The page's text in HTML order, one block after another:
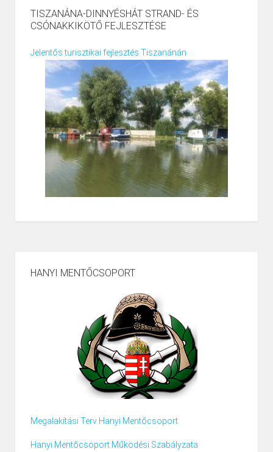
TISZANÁNA-DINNYÉSHÁT STRAND- ÉS
CSÓNAKKIKÖTŐ FEJLESZTÉSE
Jelentős turisztikai fejlesztés Tiszanánán
HANYI MENTŐCSOPORT
Megalakítási Terv Hanyi Mentőcsoport
Hanyi Mentőcsoport Működési Szabályzata